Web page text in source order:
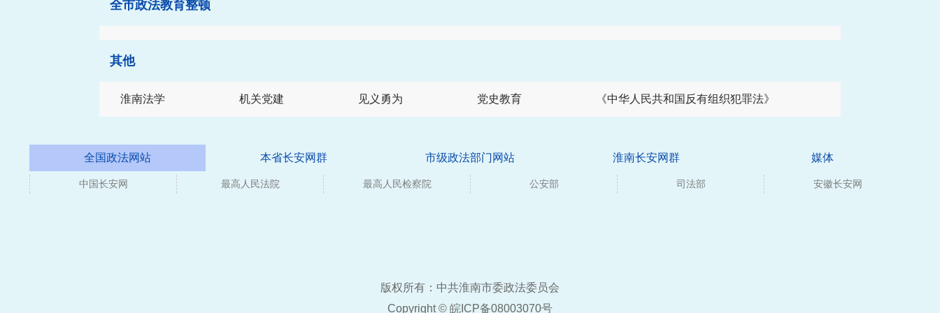
全市政法教育整顿
其他
淮南法学 机关党建 见义勇为 党史教育 《中华人民共和国反有组织犯罪法》
全国政法网站 本省长安网群 市级政法部门网站 淮南长安网群 媒体
中国长安网 最高人民法院 最高人民检察院 公安部 司法部 安徽长安网
版权所有：中共淮南市委政法委员会
Copyright © 皖ICP备08003070号